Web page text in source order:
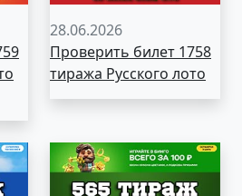
28.06.2026
Проверить билет 1758
тиража Русского лото